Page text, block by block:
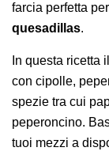
farcia perfetta per
quesadillas.
In questa ricetta
con cipolle,
spezie tra cui
peperoncino.
tuoi mezzi a